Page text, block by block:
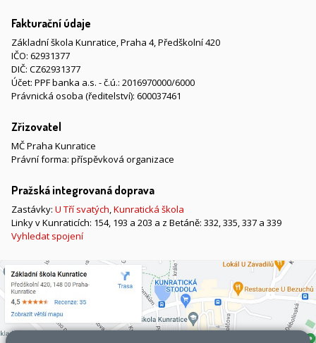
Fakturační údaje
Základní škola Kunratice, Praha 4, Předškolní 420
IČO: 62931377
DIČ: CZ62931377
Účet: PPF banka a.s. - č.ú.: 2016970000/6000
Právnická osoba (ředitelství): 600037461
Zřizovatel
MČ Praha Kunratice
Právní forma: příspěvková organizace
Pražská integrovaná doprava
Zastávky: U Tří svatých,Kunratická škola
Linky v Kunraticích: 154, 193 a 203 a z Betáně: 332, 335, 337 a 339
Vyhledat spojení